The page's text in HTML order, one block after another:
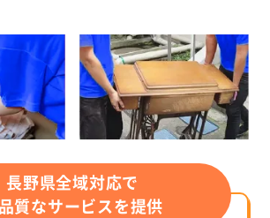
長野県全域対応で
質なサービスを提供